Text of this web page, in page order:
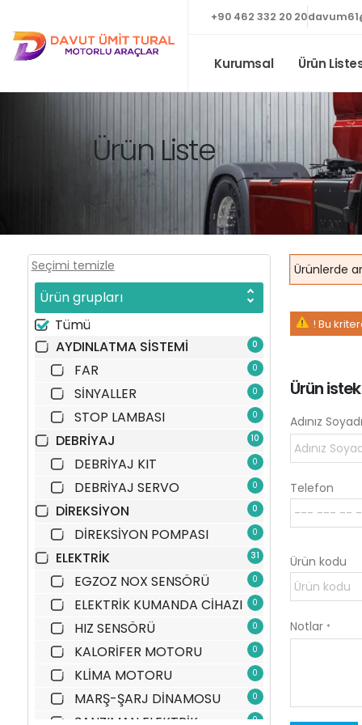
+90 462 332 20 20
Kurumsal Ürün
Ürün Liste
Seçimi temizle
Ürün grupları
Tümü
AYDINLATMA SİSTEMİ
0
FAR 0
SİNYALLER 0
STOP LAMBASI 0
DEBRİYAJ 10
DEBRİYAJ KIT 0
DEBRİYAJ SERVO 0
DİREKSİYON 0
DİREKSİYON POMPASI 0
ELEKTRİK 31
EGZOZ NOX SENSÖRÜ 0
ELEKTRİK KUMANDA CİHAZI 0
HIZ SENSÖRÜ 0
KALORİFER MOTORU 0
KLİMA MOTORU 0
MARŞ-ŞARJ DİNAMOSU 0
0
! Bu
Ürün
Adınız
Telefon
Ürün kodu
Notlar *